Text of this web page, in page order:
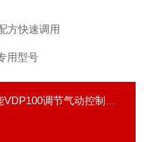
方快速调用
用型号
调节气动控制容积阀